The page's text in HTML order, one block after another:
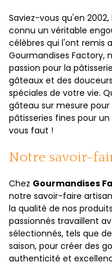
Saviez-vous qu'en
connu un véritable
célèbres qui l'ont remis
Gourmandises Factory,
passion pour la
gâteaux et des
spéciales de votre vie.
gâteau sur mesure
pâtisseries fines pour
vous faut !
Notre savoir-
Chez Gourmandises
notre savoir-faire
la qualité de nos
passionnés travaillent
sélectionnés, tels que
saison, pour créer des
authenticité et